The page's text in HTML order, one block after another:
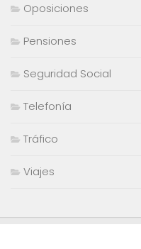
Oposiciones
Pensiones
Seguridad Social
Telefonía
Tráfico
Viajes